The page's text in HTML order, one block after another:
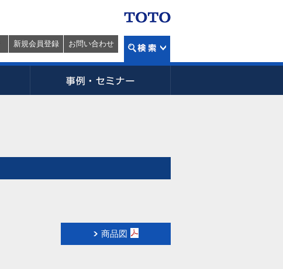
新規会員登録 お問い合わせ
商品図